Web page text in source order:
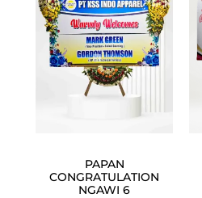
PAPAN
CONGRATULATION
NGAWI 6